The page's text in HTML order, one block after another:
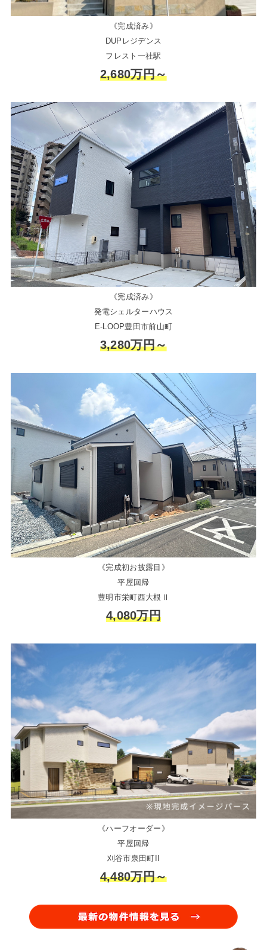
《完成済み》
DUPレジデンス
フレスト一社駅
2,680万円～
《完成済み》
発電シェルターハウス
E-LOOP豊田市前山町
3,280万円～
《完成初お披露目》
平屋回帰
豊明市栄町西大根Ⅱ
4,080万円
《ハーフオーダー》
平屋回帰
刈谷市泉田町II
4,480万円～